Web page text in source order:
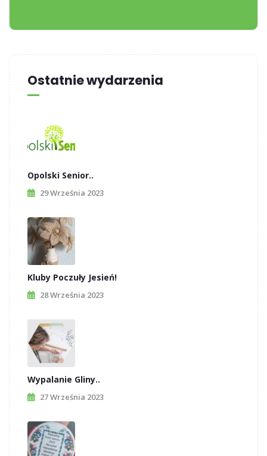
Ostatnie wydarzenia
Opolski Senior..
29 Września 2023
Kluby Poczuły Jesień!
28 Września 2023
Wypalanie Gliny..
27 Września 2023